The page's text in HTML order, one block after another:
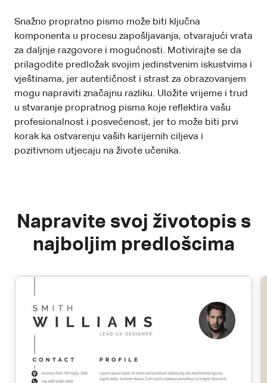
Snažno propratno pismo može biti ključna
komponenta u procesu zapošljavanja, otvarajući vrata
za daljnje razgovore i mogućnosti. Motivirajte se da
prilagodite predložak svojim jedinstvenim iskustvima i
vještinama, jer autentičnost i strast za obrazovanjem
mogu napraviti značajnu razliku. Uložite vrijeme i trud
u stvaranje propratnog pisma koje reflektira vašu
profesionalnost i posvećenost, jer to može biti prvi
korak ka ostvarenju vaših karijernih ciljeva i
pozitivnom utjecaju na živote učenika.
Napravite svoj životopis s
najboljim predlošcima